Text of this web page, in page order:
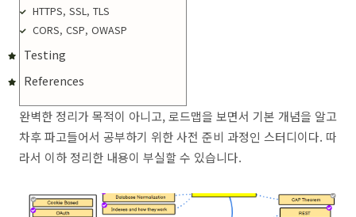
HTTPS, SSL, TLS
CORS, CSP, OWASP
Testing
References
완벽한 정리가 목적이 아니고, 로드맵을 보면서 기본 개념을 알고
차후 파고들어서 공부하기 위한 사전 준비 과정인 스터디이다. 따
라서 이하 정리한 내용이 부실할 수 있습니다.